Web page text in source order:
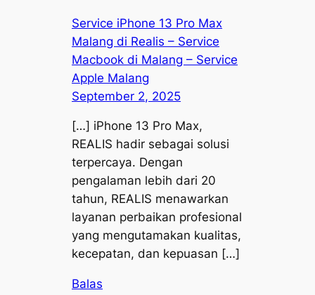
Service iPhone 13 Pro Max
Malang di Realis – Service
Macbook di Malang – Service
Apple Malang
September 2, 2025
[…] iPhone 13 Pro Max,
REALIS hadir sebagai solusi
terpercaya. Dengan
pengalaman lebih dari 20
tahun, REALIS menawarkan
layanan perbaikan profesional
yang mengutamakan kualitas,
kecepatan, dan kepuasan […]
Balas